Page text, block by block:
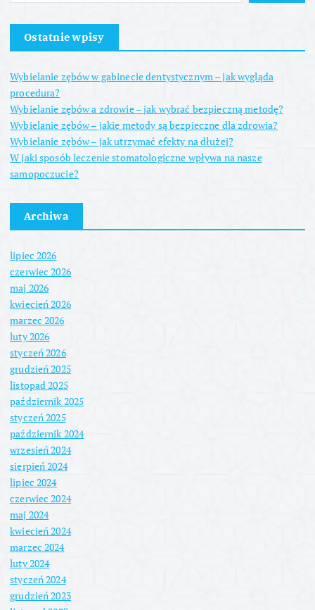
Ostatnie wpisy
Wybielanie zębów w gabinecie dentystycznym – jak wygląda
procedura?
Wybielanie zębów a zdrowie – jak wybrać bezpieczną metodę?
Wybielanie zębów – jakie metody są bezpieczne dla zdrowia?
Wybielanie zębów – jak utrzymać efekty na dłużej?
W jaki sposób leczenie stomatologiczne wpływa na nasze
samopoczucie?
Archiwa
lipiec 2026
czerwiec 2026
maj 2026
kwiecień 2026
marzec 2026
luty 2026
styczeń 2026
grudzień 2025
listopad 2025
październik 2025
styczeń 2025
październik 2024
wrzesień 2024
sierpień 2024
lipiec 2024
czerwiec 2024
maj 2024
kwiecień 2024
marzec 2024
luty 2024
styczeń 2024
grudzień 2023